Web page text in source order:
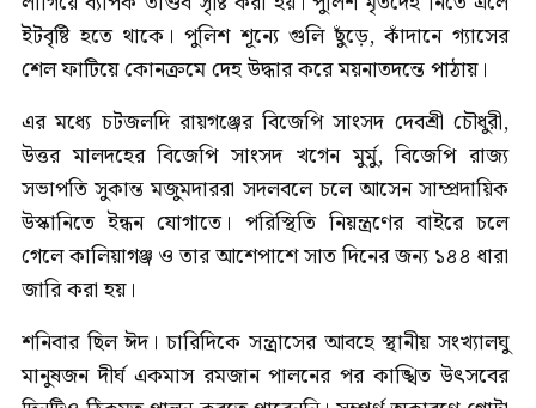
ইটবৃষ্টি হতে থাকে। পুলিশ শূন্যে গুলি ছুঁড়ে, কাঁদানে গ্যাসের
শেল ফাটিয়ে কোনক্রমে দেহ উদ্ধার করে ময়নাতদন্তে পাঠায়।
এর মধ্যে চটজলদি রায়গঞ্জের বিজেপি সাংসদ দেবশ্রী চৌধুরী,
উত্তর মালদহের বিজেপি সাংসদ খগেন মুর্মু, বিজেপি রাজ্য
সভাপতি সুকান্ত মজুমদাররা সদলবলে চলে আসেন সাম্প্রদায়িক
উস্কানিতে ইন্ধন যোগাতে। পরিস্থিতি নিয়ন্ত্রণের বাইরে চলে
গেলে কালিয়াগঞ্জ ও তার আশেপাশে সাত দিনের জন্য ১৪৪ ধারা
জারি করা হয়।
শনিবার ছিল ঈদ। চারিদিকে সন্ত্রাসের আবহে স্থানীয় সংখ্যালঘু
মানুষজন দীর্ঘ একমাস রমজান পালনের পর কাঙ্খিত উৎসবের